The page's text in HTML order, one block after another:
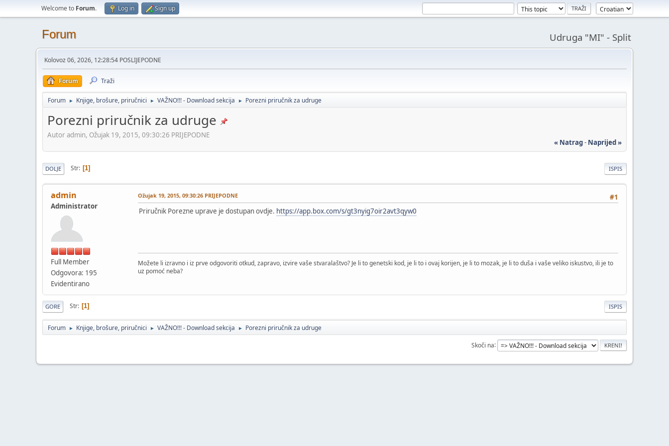
Welcome to Forum. Log in Sign up
Forum Udruga "MI" - Split
Kolovoz 06, 2026, 12:28:54 POSLIJEPODNE
Forum Traži
Forum ► Knjige, brošure, priručnici ► VAŽNO!!! - Download sekcija ► Porezni priručnik za udruge
Porezni priručnik za udruge
Autor admin, Ožujak 19, 2015, 09:30:26 PRIJEPODNE
« Natrag- Naprijed »
ISPIS
DOLJE Str 1
admin
Administrator
Full Member
Odgovora: 195
Evidentirano
#1
Ožujak 19, 2015, 09:30:26 PRIJEPODNE
Priručnik Porezne uprave je dostupan ovdje. https://app.box.com/s/gt3nyig7oir2avt3qyw0
Možete li izravno i iz prve odgovoriti otkud, zapravo, izvire vaše stvaralaštvo? Je li to genetski kod, je li to i ovaj korijen, je li to mozak, je li to duša i vaše veliko iskustvo, ili je to
uz pomoć neba?
ISPIS
GORE Str 1
Forum ► Knjige, brošure, priručnici ► VAŽNO!!! - Download sekcija ► Porezni priručnik za udruge
Skoči na